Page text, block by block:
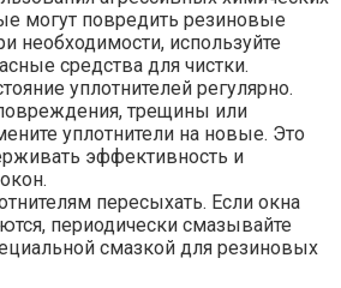
могут повредить резиновые
необходимости, используйте
средства для чистки.​
уплотнителей регулярно.​
трещины или
уплотнители на новые.​ Это
эффективность и
пересыхать.​ Если окна
периодически смазывайте
смазкой для резиновых